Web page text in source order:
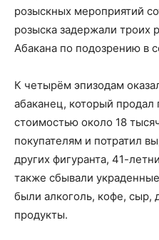
розыскных мероприятий
розыска задержали троих
Абакана по подозрению в
К четырём эпизодам
абаканец, который
стоимостью около 18
покупателям и потратил
других фигуранта, 41-
также сбывали
были алкоголь, кофе, сыр,
продукты.